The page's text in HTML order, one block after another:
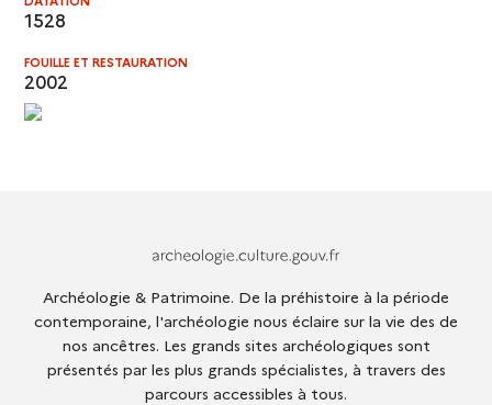
1528
FOUILLE ET RESTAURATION
2002
Archéologie & Patrimoine. De la préhistoire à la période
contemporaine, l'archéologie nous éclaire sur la vie des de
nos ancêtres. Les grands sites archéologiques sont
présentés par les plus grands spécialistes, à travers des
parcours accessibles à tous.